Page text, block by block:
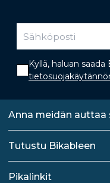
Kyllä, haluan
Anna meidän auttaa
Tutustu Bikableen
Pikalinkit